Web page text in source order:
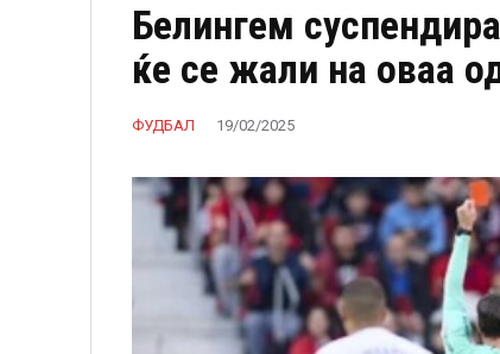
Белингем
ќе се жали на оваа
ФУДБАЛ 19/02/2025